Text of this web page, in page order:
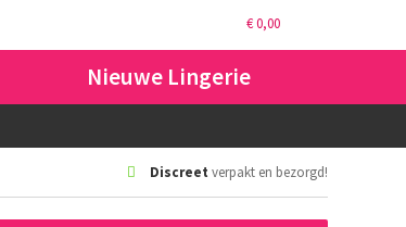
€ 0,00
Nieuwe Lingerie
Discreet verpakt en bezorgd!